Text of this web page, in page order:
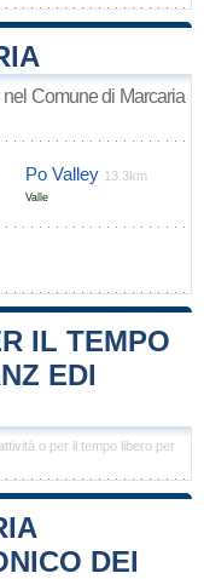
Comune di Marcaria
Po Valley 13.3km
Valle
IL TEMPO
EDI
o per il tempo libero per
DEI